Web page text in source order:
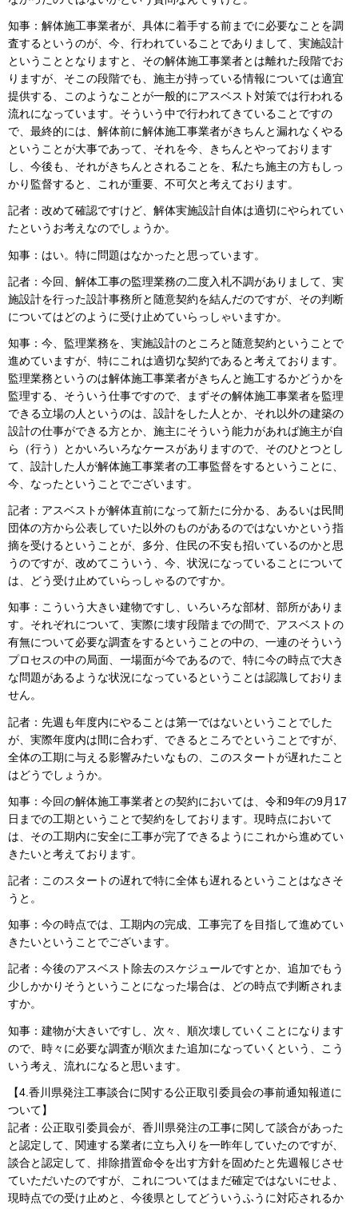
知事：解体施工事業者が、具体に着手する前までに必要なことを調
査するというのが、今、行われていることでありまして、実施設計
ということとなりますと、その解体施工事業者とは離れた段階でお
りますが、そこの段階でも、施主が持っている情報については適宜
提供する、このようなことが一般的にアスベスト対策では行われる
流れになっています。そういう中で行われてきていることですの
で、最終的には、解体前に解体施工事業者がきちんと漏れなくやる
ということが大事であって、それを今、きちんとやっております
し、今後も、それがきちんとされることを、私たち施主の方もしっ
かり監督すると、これが重要、不可欠と考えております。
記者：改めて確認ですけど、解体実施設計自体は適切にやられてい
たというお考えなのでしょうか。
知事：はい。特に問題はなかったと思っています。
記者：今回、解体工事の監理業務の二度入札不調がありまして、実
施設計を行った設計事務所と随意契約を結んだのですが、その判断
についてはどのように受け止めていらっしゃいますか。
知事：今、監理業務を、実施設計のところと随意契約ということで
進めていますが、特にこれは適切な契約であると考えております。
監理業務というのは解体施工事業者がきちんと施工するかどうかを
監理する、そういう仕事ですので、まずその解体施工事業者を監理
できる立場の人というのは、設計をした人とか、それ以外の建築の
設計の仕事ができる方とか、施主にそういう能力があれば施主が自
ら（行う）とかいろいろなケースがありますので、そのひとつとし
て、設計した人が解体施工事業者の工事監督をするということに、
今、なったということでございます。
記者：アスベストが解体直前になって新たに分かる、あるいは民間
団体の方から公表していた以外のものがあるのではないかという指
摘を受けるということが、多分、住民の不安も招いているのかと思
うのですが、改めてこういう、今、状況になっていることについて
は、どう受け止めていらっしゃるのですか。
知事：こういう大きい建物ですし、いろいろな部材、部所がありま
す。それぞれについて、実際に壊す段階までの間で、アスベストの
有無について必要な調査をするということの中の、一連のそういう
プロセスの中の局面、一場面が今であるので、特に今の時点で大き
な問題があるような状況になっているということは認識しておりま
せん。
記者：先週も年度内にやることは第一ではないということでした
が、実際年度内は間に合わず、できるところでということですが、
全体の工期に与える影響みたいなもの、このスタートが遅れたこと
はどうでしょうか。
知事：今回の解体施工事業者との契約においては、令和9年の9月17
日までの工期ということで契約をしております。現時点において
は、その工期内に安全に工事が完了できるようにこれから進めてい
きたいと考えております。
記者：このスタートの遅れで特に全体も遅れるということはなさそ
うと。
知事：今の時点では、工期内の完成、工事完了を目指して進めてい
きたいということでございます。
記者：今後のアスベスト除去のスケジュールですとか、追加でもう
少しかかりそうということになった場合は、どの時点で判断されま
すか。
知事：建物が大きいですし、次々、順次壊していくことになります
ので、時々に必要な調査が順次また追加になっていくという、こう
いう考え、流れになると思います。
【4.香川県発注工事談合に関する公正取引委員会の事前通知報道に
ついて】
記者：公正取引委員会が、香川県発注の工事に関して談合があった
と認定して、関連する業者に立ち入りを一昨年していたのですが、
談合と認定して、排除措置命令を出す方針を固めたと先週報じさせ
ていただいたのですが、これについてはまだ確定ではないにせよ、
現時点での受け止めと、今後県としてどういうふうに対応されるか